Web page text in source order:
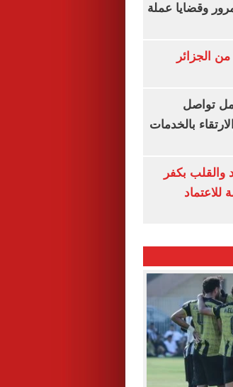
مخالفة مرور وقضايا عملة
الجزائر
تواصل
بالخدمات
بكفر
للاعتماد